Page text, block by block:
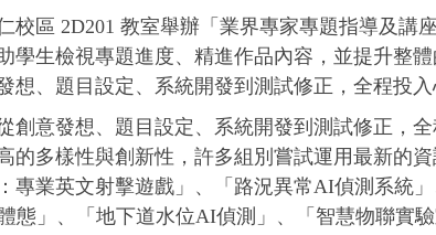
校區 2D201 教室舉辦「業界專家專題指導及
學生檢視專題進度、精進作品內容，並提升整
想、題目設定、系統開發到測試修正，全程投
創意發想、題目設定、系統開發到測試修正，
的多樣性與創新性，許多組別嘗試運用最新的
專業英文射擊遊戲」、「路況異常AI偵測系統
態」、「地下道水位AI偵測」、「智慧物聯實